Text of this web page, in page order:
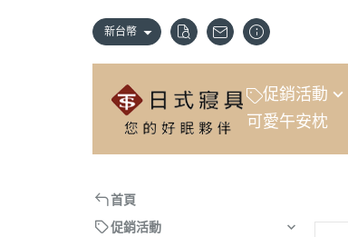
新台幣
促銷活動
cozy inn 全品65折新款上市
可愛午安枕
首頁
促銷活動